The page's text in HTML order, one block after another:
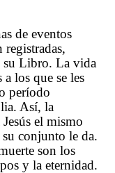
de eventos
registradas,
su Libro. La vida
a los que se les
período
Así, la
el mismo
conjunto le da.
son los
y la eternidad.